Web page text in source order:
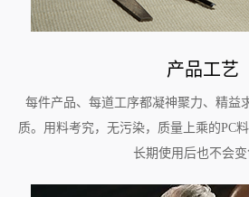
产品工艺
每件产品、每道工序都凝神聚力、精益
质。用料考究，无污染，质量上乘的PC
长期使用后也不会变